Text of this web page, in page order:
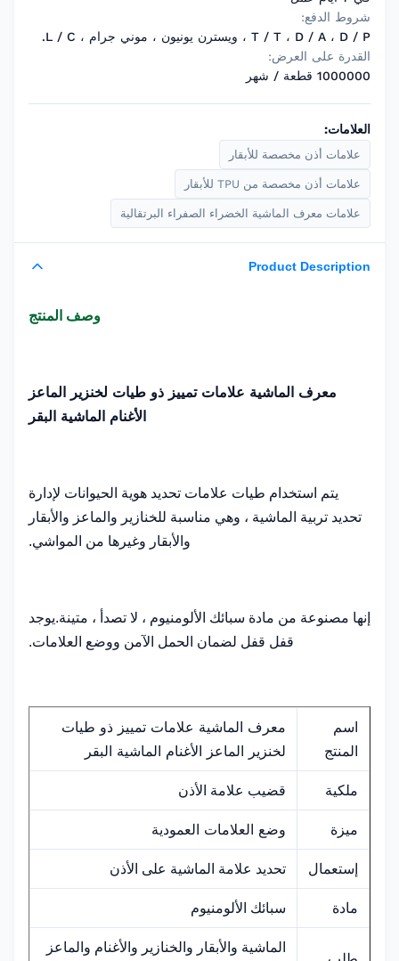
شروط الدفع:
T / T ، D / A ، D / P ، ويسترن يونيون ، موني جرام ، L / C.
القدرة على العرض:
1000000 قطعة / شهر
العلامات:
علامات أذن مخصصة للأبقار
علامات أذن مخصصة من TPU للأبقار
علامات معرف الماشية الخضراء الصفراء البرتقالية
Product Description
وصف المنتج
معرف الماشية علامات تمييز ذو طيات لخنزير الماعز
الأغنام الماشية البقر
يتم استخدام طيات علامات تحديد هوية الحيوانات لإدارة
تحديد تربية الماشية ، وهي مناسبة للخنازير والماعز والأبقار
والأبقار وغيرها من المواشي.
إنها مصنوعة من مادة سبائك الألومنيوم ، لا تصدأ ، متينة.يوجد
قفل قفل لضمان الحمل الآمن ووضع العلامات.
اسم
المنتج
معرف الماشية علامات تمييز ذو طيات
لخنزير الماعز الأغنام الماشية البقر
ملكية قضيب علامة الأذن
ميزة وضع العلامات العمودية
إستعمال تحديد علامة الماشية على الأذن
مادة سبائك الألومنيوم
الماشية والأبقار والخنازير والأغنام والماعز